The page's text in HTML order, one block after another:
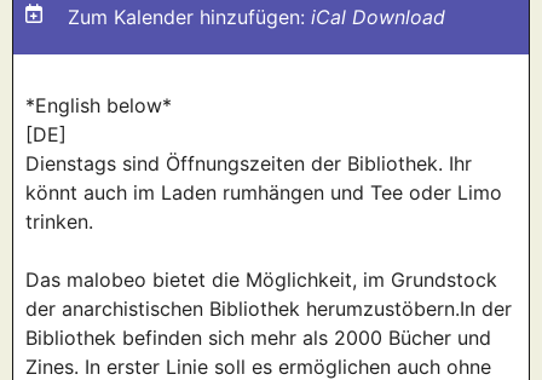
Zum Kalender hinzufügen: iCal Download
*English below*
[DE]
Dienstags sind Öffnungszeiten der Bibliothek. Ihr
könnt auch im Laden rumhängen und Tee oder Limo
trinken.
Das malobeo bietet die Möglichkeit, im Grundstock
der anarchistischen Bibliothek herumzustöbern.In der
Bibliothek befinden sich mehr als 2000 Bücher und
Zines. In erster Linie soll es ermöglichen auch ohne